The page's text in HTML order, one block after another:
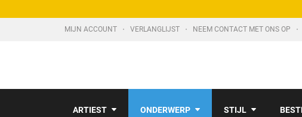
MIJN ACCOUNT VERLANGLIJST NEEM CONTACT MET ONS OP
ARTIEST ONDERWERP STIJL